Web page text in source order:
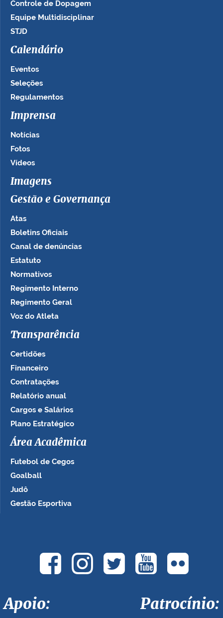
Controle de Dopagem
Equipe Multidisciplinar
STJD
Calendário
Eventos
Seleções
Regulamentos
Imprensa
Notícias
Fotos
Vídeos
Imagens
Gestão e Governança
Atas
Boletins Oficiais
Canal de denúncias
Estatuto
Normativos
Regimento Interno
Regimento Geral
Voz do Atleta
Transparência
Certidões
Financeiro
Contratações
Relatório anual
Cargos e Salários
Plano Estratégico
Área Acadêmica
Futebol de Cegos
Goalball
Judô
Gestão Esportiva
Apoio: Patrocínio: